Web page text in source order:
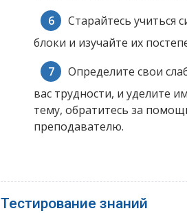
Старайтесь учиться
блоки и изучайте их
Определите свои
вас трудности, и уделите
тему, обратитесь за
преподавателю.
Тестирование знаний